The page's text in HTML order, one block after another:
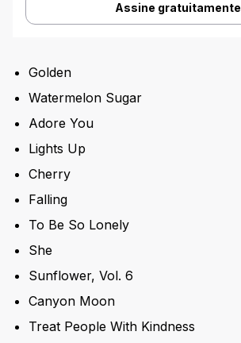
Assine gratuitamente
Golden
Watermelon Sugar
Adore You
Lights Up
Cherry
Falling
To Be So Lonely
She
Sunflower, Vol. 6
Canyon Moon
Treat People With Kindness